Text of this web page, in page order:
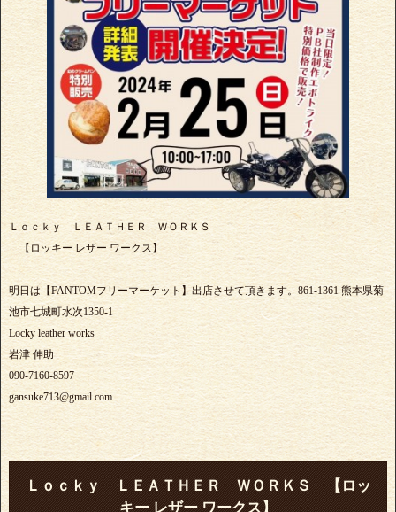
Ｌｏｃｋｙ ＬＥＡＴＨＥＲ ＷＯＲＫＳ
【ロッキー レザー ワークス】
明日は【FANTOMフリーマーケット】出店させて頂きます。861-1361 熊本県菊
池市七城町水次1350-1
Locky leather works
岩津 伸助
090-7160-8597
gansuke713@gmail.com
Ｌｏｃｋｙ ＬＥＡＴＨＥＲ ＷＯＲＫＳ 【ロッ
キー レザー ワークス】